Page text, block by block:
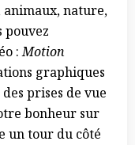
nature,
pouvez
:Motion
graphiques
prises de vue
bonheur sur
un tour du côté